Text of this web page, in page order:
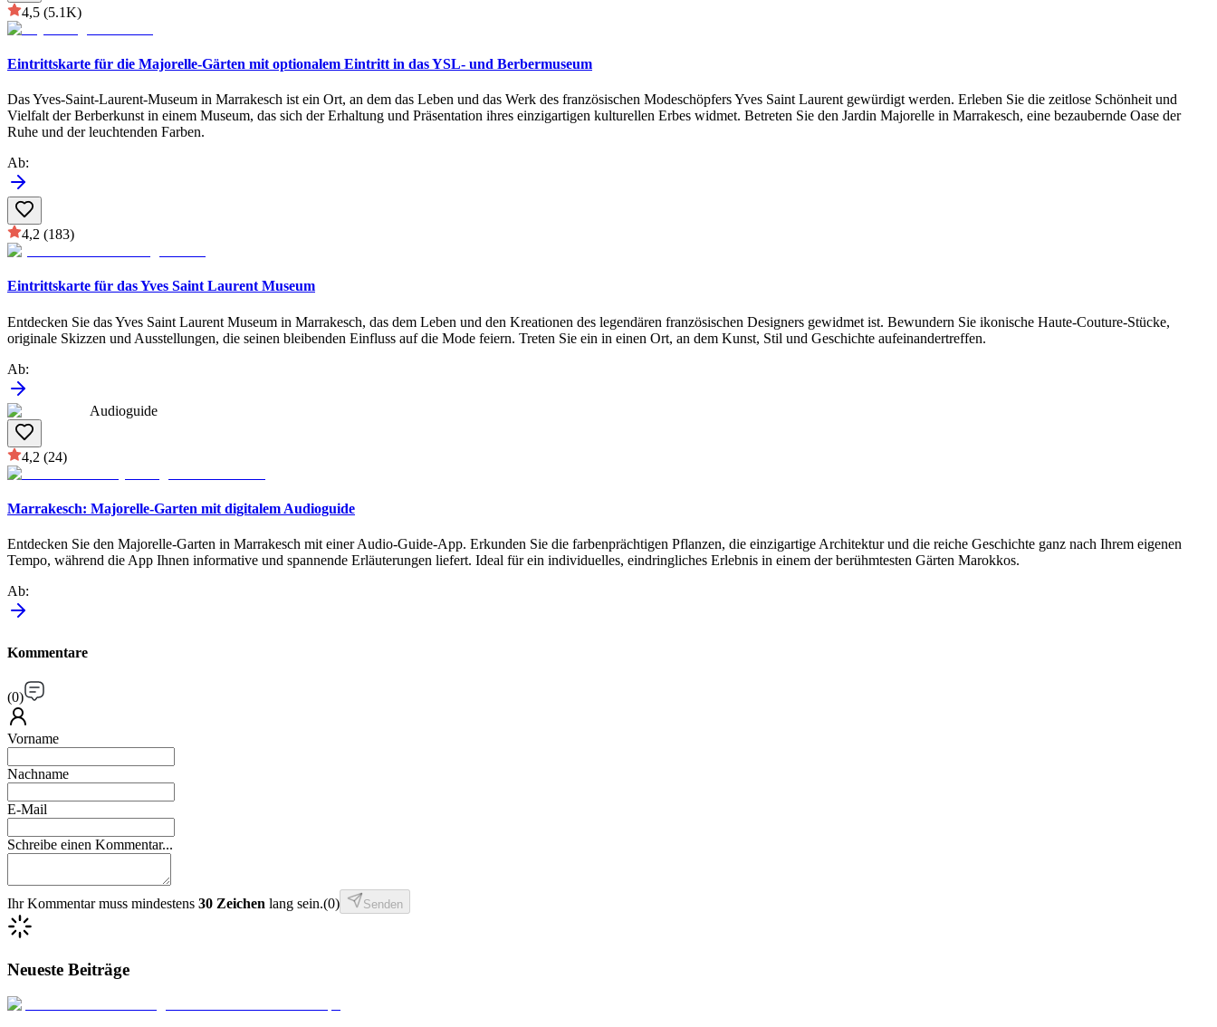
4,5 (5.1K)
Eintrittskarte für die Majorelle-Gärten mit optionalem Eintritt in das YSL- und Berbermuseum
Das Yves-Saint-Laurent-Museum in Marrakesch ist ein Ort, an dem das Leben und das Werk des französischen Modeschöpfers Yves Saint Laurent gewürdigt werden. Erleben Sie die zeitlose Schönheit und
Vielfalt der Berberkunst in einem Museum, das sich der Erhaltung und Präsentation ihres einzigartigen kulturellen Erbes widmet. Betreten Sie den Jardin Majorelle in Marrakesch, eine bezaubernde Oase der
Ruhe und der leuchtenden Farben.
Ab:
4,2 (183)
Eintrittskarte für das Yves Saint Laurent Museum
Entdecken Sie das Yves Saint Laurent Museum in Marrakesch, das dem Leben und den Kreationen des legendären französischen Designers gewidmet ist. Bewundern Sie ikonische Haute-Couture-Stücke,
originale Skizzen und Ausstellungen, die seinen bleibenden Einfluss auf die Mode feiern. Treten Sie ein in einen Ort, an dem Kunst, Stil und Geschichte aufeinandertreffen.
Ab:
Audioguide
4,2 (24)
Marrakesch: Majorelle-Garten mit digitalem Audioguide
Entdecken Sie den Majorelle-Garten in Marrakesch mit einer Audio-Guide-App. Erkunden Sie die farbenprächtigen Pflanzen, die einzigartige Architektur und die reiche Geschichte ganz nach Ihrem eigenen
Tempo, während die App Ihnen informative und spannende Erläuterungen liefert. Ideal für ein individuelles, eindringliches Erlebnis in einem der berühmtesten Gärten Marokkos.
Ab:
Kommentare
(0)
Vorname
Nachname
E-Mail
Schreibe einen Kommentar...
Ihr Kommentar muss mindestens 30 Zeichen lang sein.(0) Senden
Neueste Beiträge